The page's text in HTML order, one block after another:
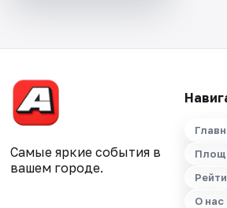
Самые яркие события в
вашем городе.
О нас